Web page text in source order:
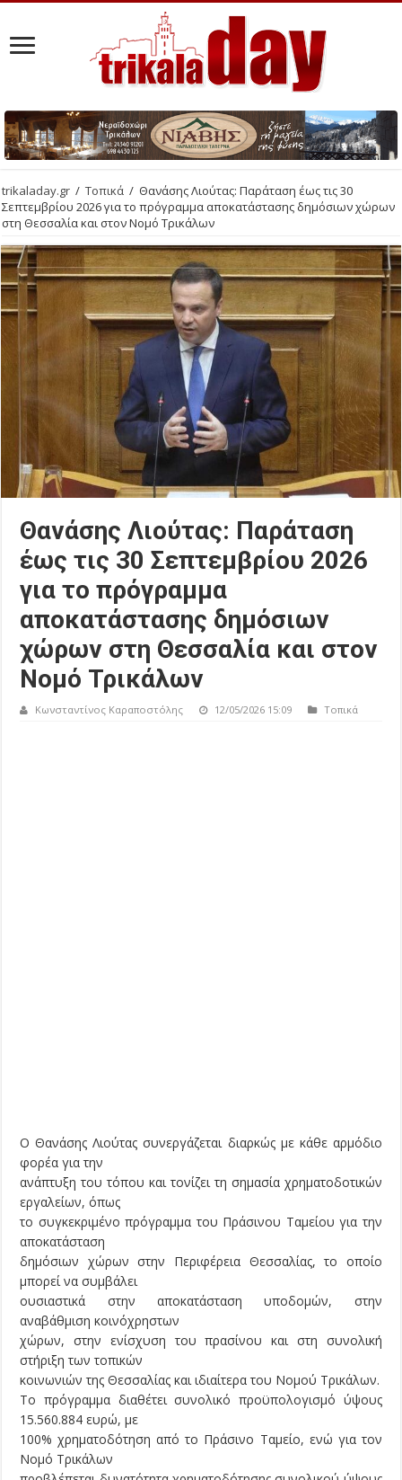
trikaladay.gr / Τοπικά / Θανάσης Λιούτας: Παράταση έως τις 30
Σεπτεμβρίου 2026 για το πρόγραμμα αποκατάστασης δημόσιων χώρων
στη Θεσσαλία και στον Νομό Τρικάλων
Θανάσης Λιούτας: Παράταση
έως τις 30 Σεπτεμβρίου 2026
για το πρόγραμμα
αποκατάστασης δημόσιων
χώρων στη Θεσσαλία και στον
Νομό Τρικάλων
Κωνσταντίνος Καραποστόλης 12/05/2026 15:09 Τοπικά
Ο Θανάσης Λιούτας συνεργάζεται διαρκώς με κάθε αρμόδιο
φορέα για την
ανάπτυξη του τόπου και τονίζει τη σημασία χρηματοδοτικών
εργαλείων, όπως
το συγκεκριμένο πρόγραμμα του Πράσινου Ταμείου για την
αποκατάσταση
δημόσιων χώρων στην Περιφέρεια Θεσσαλίας, το οποίο
μπορεί να συμβάλει
ουσιαστικά στην αποκατάσταση υποδομών, στην
αναβάθμιση κοινόχρηστων
χώρων, στην ενίσχυση του πρασίνου και στη συνολική
στήριξη των τοπικών
κοινωνιών της Θεσσαλίας και ιδιαίτερα του Νομού Τρικάλων.
Το πρόγραμμα διαθέτει συνολικό προϋπολογισμό ύψους
15.560.884 ευρώ, με
100% χρηματοδότηση από το Πράσινο Ταμείο, ενώ για τον
Νομό Τρικάλων